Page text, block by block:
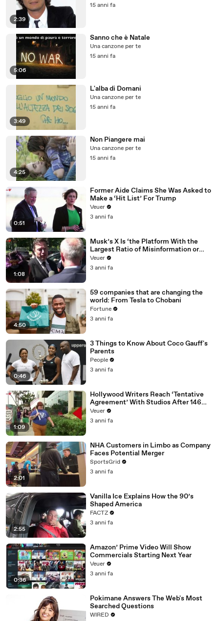
2:39
15 anni fa
5:06
Sanno che è Natale
Una canzone per te
15 anni fa
3:49
L'alba di Domani
Una canzone per te
15 anni fa
4:25
Non Piangere mai
Una canzone per te
15 anni fa
0:51
Former Aide Claims She Was Asked to
Make a ‘Hit List’ For Trump
Veuer
3 anni fa
1:08
Musk’s X Is ‘the Platform With the
Largest Ratio of Misinformation or
Disinformation’ Amongst All Social
Media Platforms
Veuer
3 anni fa
4:50
59 companies that are changing the
world: From Tesla to Chobani
Fortune
3 anni fa
0:46
3 Things to Know About Coco Gauff's
Parents
People
3 anni fa
1:09
Hollywood Writers Reach ‘Tentative
Agreement’ With Studios After 146
Day Strike
Veuer
3 anni fa
2:01
NHA Customers in Limbo as Company
Faces Potential Merger
SportsGrid
3 anni fa
2:55
Vanilla Ice Explains How the 90’s
Shaped America
FACTZ
3 anni fa
0:36
Amazon’ Prime Video Will Show
Commercials Starting Next Year
Veuer
3 anni fa
Pokimane Answers The Web's Most
Searched Questions
WIRED